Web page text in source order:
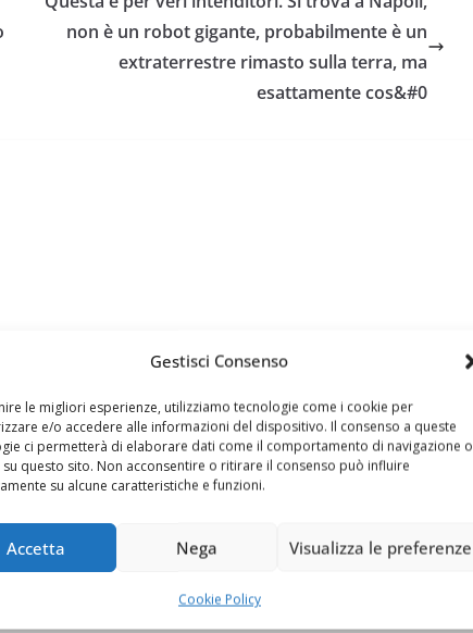
Gestisci Consenso
le migliori esperienze, utilizziamo tecnologie come i cookie per
e/o accedere alle informazioni del dispositivo. Il consenso a queste
ci permetterà di elaborare dati come il comportamento di navigazione o
su questo sito. Non acconsentire o ritirare il consenso può influire
su alcune caratteristiche e funzioni.
Accetta Nega Visualizza le preferenze
Cookie Policy
non è un robot gigante, probabilmente è un
extraterrestre rimasto sulla terra, ma
esattamente cos&#0
Inizia la sua attività nel 1998 gestendo un
33,6 Kbit/s. Dal 2001 si dedica alla realizzazione
protocollo MHP per servizi interattivi del digitale
per le attività SEO, si occupa di comunicazione web
è Consigliere Nazionale di Assoprovider
consecutivi fino al Maggio 2012. Per 11 anni (fino
Napoli per le attività di comunicazione,
economiche e contrasto all'evasione per il Comune di
mi occupo di ottimizzare i processi
web, dei social dei miei clienti, continuando da oltre